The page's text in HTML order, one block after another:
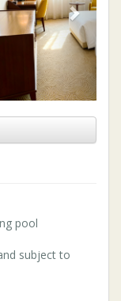
pool
subject to